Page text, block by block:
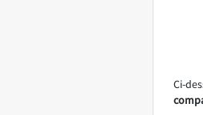
Ci-